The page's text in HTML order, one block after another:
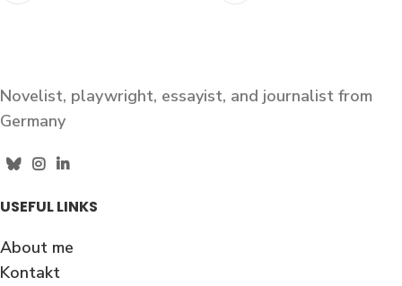
Novelist, playwright, essayist, and journalist from
Germany
USEFUL LINKS
About me
Kontakt